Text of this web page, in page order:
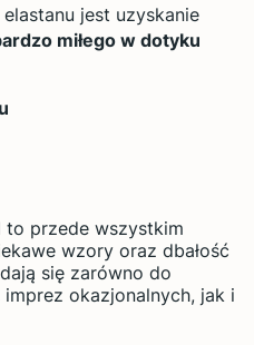
jest uzyskanie
miłego w dotyku
to przede wszystkim
wzory oraz dbałość
się zarówno do
okazjonalnych, jak i